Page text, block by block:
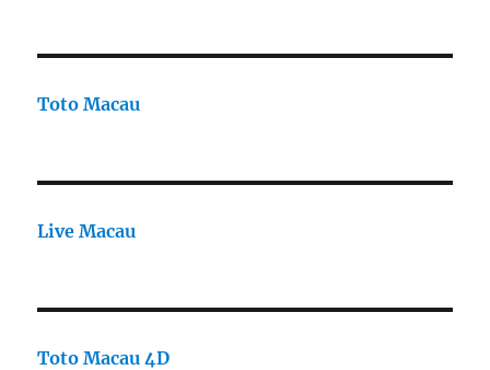
Toto Macau
Live Macau
Toto Macau 4D